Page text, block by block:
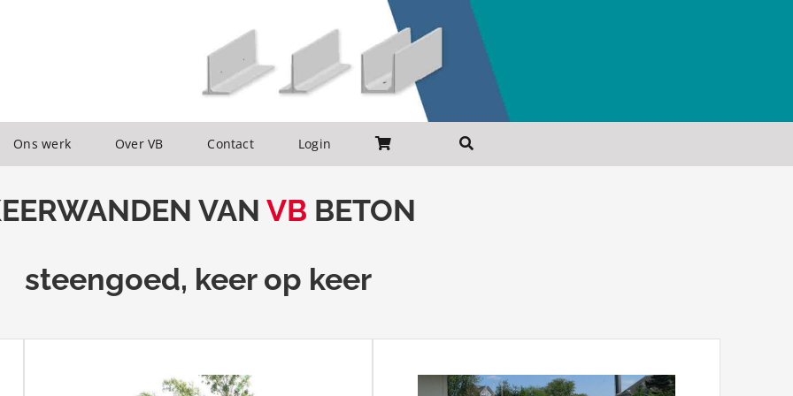
Omheining
Tribune
Waterdoorvoer
Zitbank
Zwembad
Ons werk Over VB Contact Login
VAN VB BETON
steengoed, keer op keer